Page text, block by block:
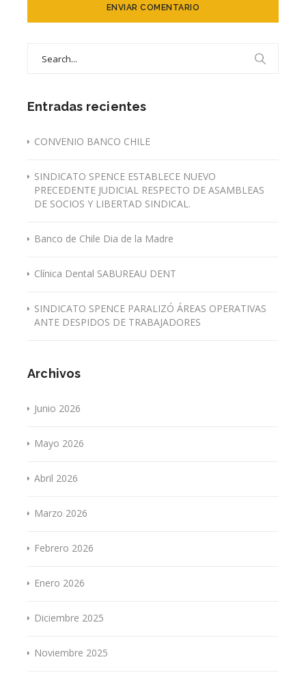
Entradas recientes
CONVENIO BANCO CHILE
SINDICATO SPENCE ESTABLECE NUEVO
PRECEDENTE JUDICIAL RESPECTO DE ASAMBLEAS
DE SOCIOS Y LIBERTAD SINDICAL.
Banco de Chile Dia de la Madre
Clínica Dental SABUREAU DENT
SINDICATO SPENCE PARALIZÓ ÁREAS OPERATIVAS
ANTE DESPIDOS DE TRABAJADORES
Archivos
Junio 2026
Mayo 2026
Abril 2026
Marzo 2026
Febrero 2026
Enero 2026
Diciembre 2025
Noviembre 2025